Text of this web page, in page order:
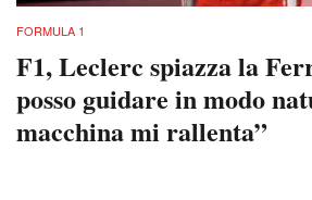
FORMULA 1
F1, Leclerc spiazza la
posso guidare in modo
macchina mi rallenta”